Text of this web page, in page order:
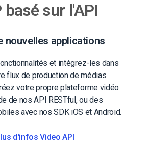
basé sur l'API
nouvelles applications
et intégrez-les dans
flux de production de médias
votre propre plateforme vidéo
de nos API RESTful, ou des
avec nos SDK iOS et Android.
d'infos Video API